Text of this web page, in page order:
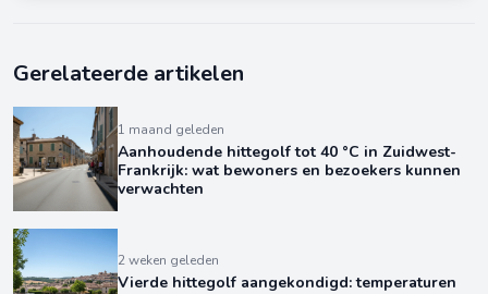
Gerelateerde artikelen
1 maand geleden
Aanhoudende hittegolf tot 40 °C in Zuidwest-
Frankrijk: wat bewoners en bezoekers kunnen
verwachten
2 weken geleden
Vierde hittegolf aangekondigd: temperaturen